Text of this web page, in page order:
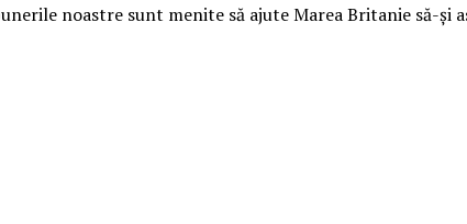
noastre sunt menite să ajute Marea Britanie să-şi